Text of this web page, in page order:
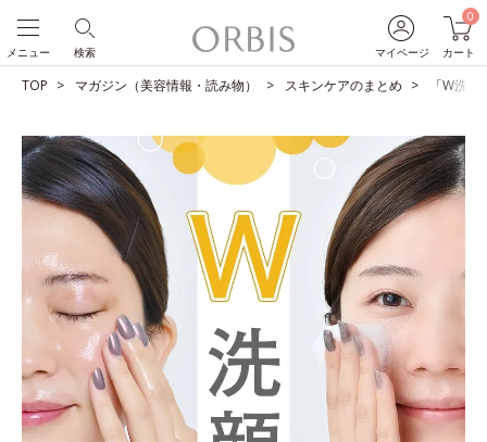
マイページ
0
カート
検索
メニュー
TOP マガジン（美容情報・読み物） スキンケアのまとめ 「W洗